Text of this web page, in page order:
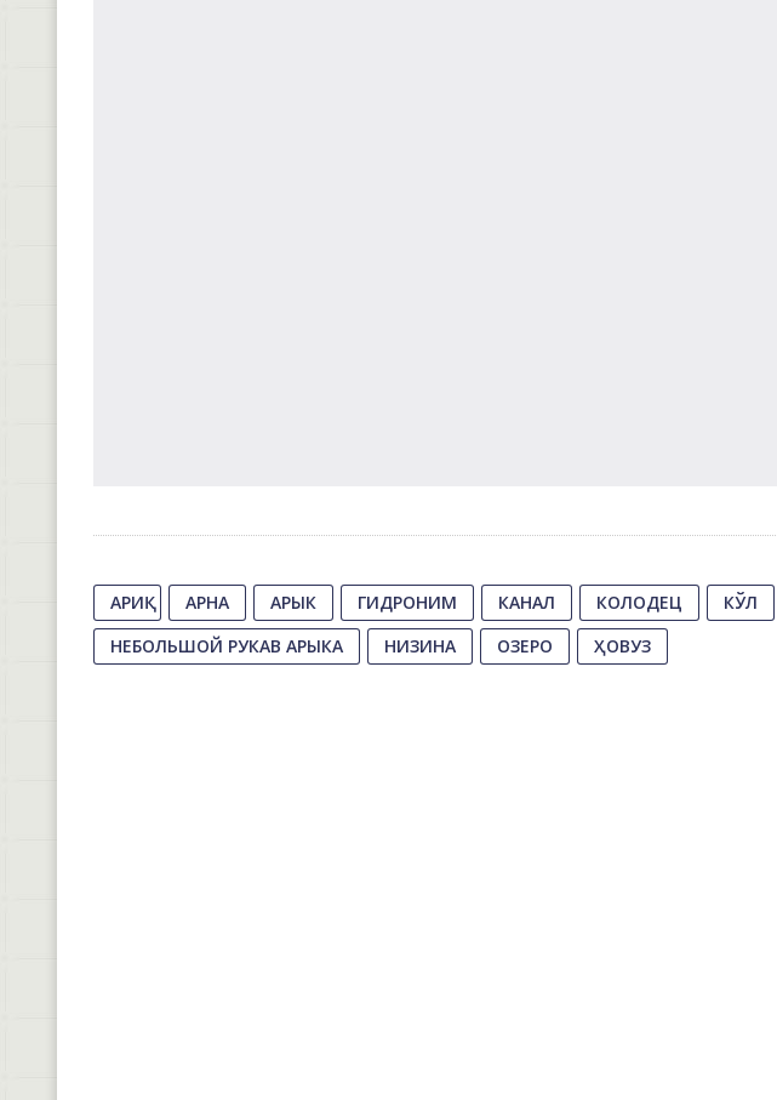
АРИҚ АРНА АРЫК ГИДРОНИМ КАНАЛ КОЛОДЕЦ КЎЛ
НЕБОЛЬШОЙ РУКАВ АРЫКА
НИЗИНА ОЗЕРО ҲОВУЗ